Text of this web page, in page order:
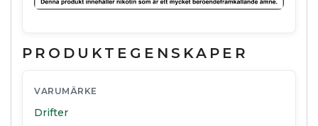
PRODUKTEGENSKAPER
VARUMÄRKE
Drifter